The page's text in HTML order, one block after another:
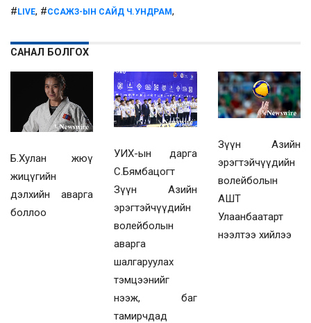
# LIVE, #ССАЖЗ-ЫН САЙД Ч.УНДРАМ,
САНАЛ БОЛГОХ
Б.Хулан жюү
жицүгийн
дэлхийн аварга
боллоо
УИХ-ын дарга
С.Бямбацогт
Зүүн Азийн
эрэгтэйчүүдийн
волейболын
аварга
шалгаруулах
тэмцээнийг
нээж, баг
тамирчдад
Зүүн Азийн
эрэгтэйчүүдийн
волейболын
АШТ
Улаанбаатарт
нээлтээ хийлээ